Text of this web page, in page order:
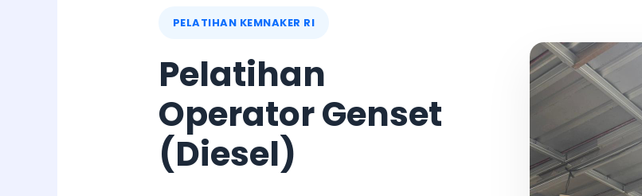
PELATIHAN KEMNAKER RI
Pelatihan
Operator Genset
(Diesel)